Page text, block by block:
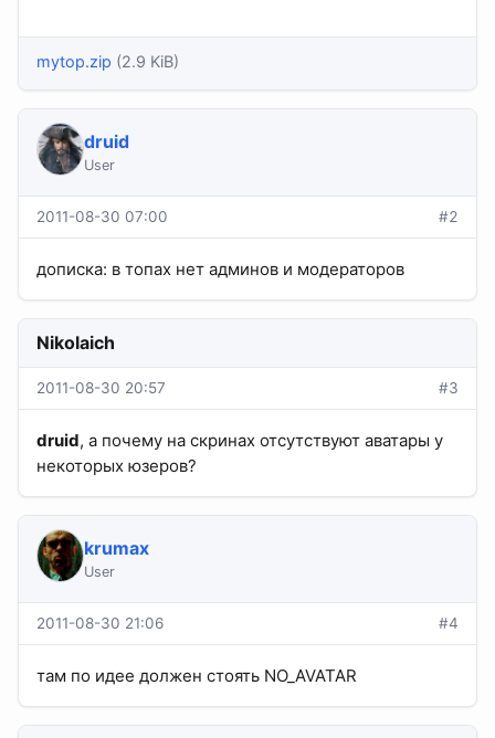
mytop.zip (2.9 KiB)
druid
User
2011-08-30 07:00 #2
дописка: в топах нет админов и модераторов
Nikolaich
2011-08-30 20:57 #3
druid, а почему на скринах отсутствуют аватары у
некоторых юзеров?
krumax
User
2011-08-30 21:06 #4
там по идее должен стоять NO_AVATAR